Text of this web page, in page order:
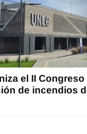
el II
de incendios